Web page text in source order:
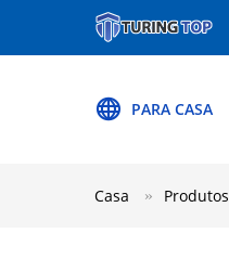
PARA CASA
Casa Produtos